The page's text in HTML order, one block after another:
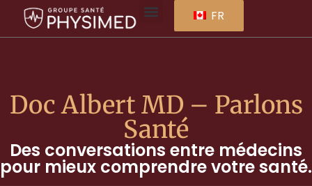
FR
Doc Albert MD – Parlons
Santé
Des conversations entre médecins
pour mieux comprendre votre santé.